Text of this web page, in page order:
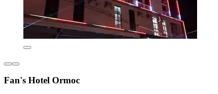
Fan's Hotel Ormoc